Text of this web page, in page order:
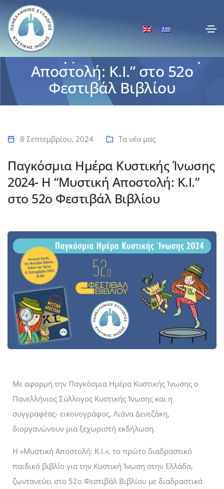
Παγκόσμια Ημέρα Κυστικής
Ίνωσης 2024- Η “Μυστική
Αποστολή: Κ.Ι.” στο 52ο
Φεστιβάλ Βιβλίου
Αρχική
8 Σεπτεμβρίου, 2024 Τα νέα μας
Παγκόσμια Ημέρα Κυστικής Ίνωσης
2024- Η “Μυστική Αποστολή: Κ.Ι.”
στο 52ο Φεστιβάλ Βιβλίου
Με αφορμή την Παγκόσμια Ημέρα Κυστικής Ίνωσης ο
Πανελλήνιος Σύλλογος Κυστικής Ίνωσης και η
συγγραφέας- εικονογράφος, Λιάνα Δενεζάκη,
διοργανώνουν μια ξεχωριστή εκδήλωση.
Η «Μυστική Αποστολή: K.I.», το πρώτο διαδραστικό
παιδικό βιβλίο για την Κυστική Ίνωση στην Ελλάδα,
ζωντανεύει στο 52ο Φεστιβάλ Βιβλίου με διαδραστικά